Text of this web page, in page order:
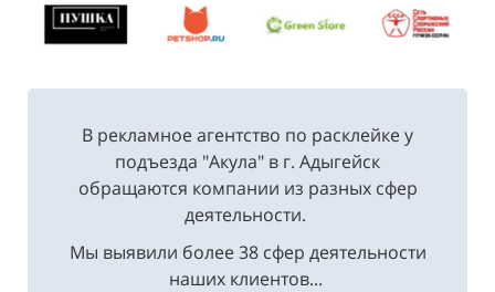
В рекламное агентство по расклейке у
подъезда "Акула" в г. Адыгейск
обращаются компании из разных сфер
деятельности.
Мы выявили более 38 сфер деятельности
наших клиентов...